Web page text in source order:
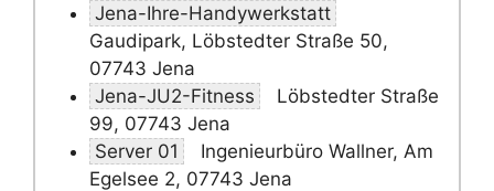
Jena-Ihre-Handywerkstatt
Gaudipark, Löbstedter Straße 50,
07743 Jena
Jena-JU2-Fitness
Löbstedter Straße
99, 07743 Jena
Server 01
Ingenieurbüro Wallner, Am
Egelsee 2, 07743 Jena